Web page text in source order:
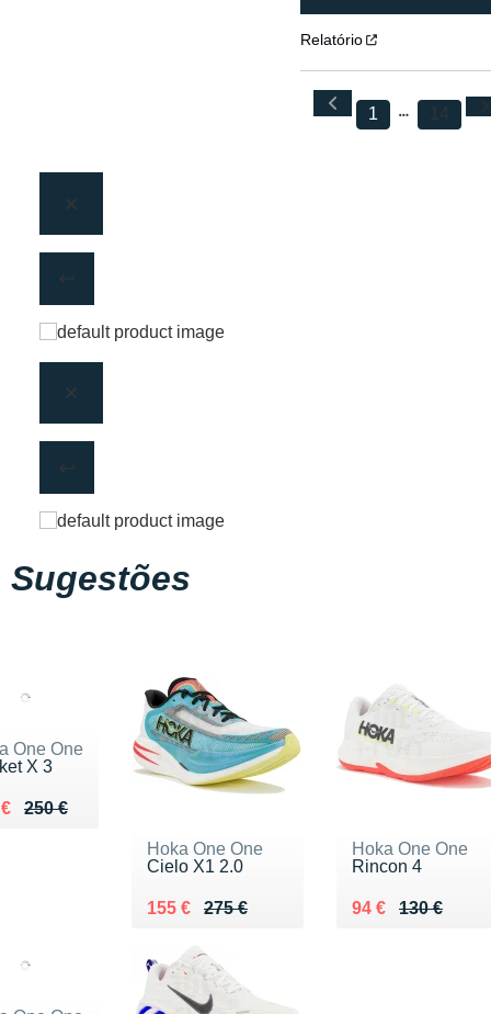
Relatório
1 14
Sugestões
One One
X 3
250 €
de 250 €
185 €
Hoka One One
Cielo X1 2.0
275 €
Au lieu de 275 €
155 €
Vendu 155 €
Hoka One One
Rincon 4
130 €
Au lieu de 130 €
94 €
Vendu 94 €